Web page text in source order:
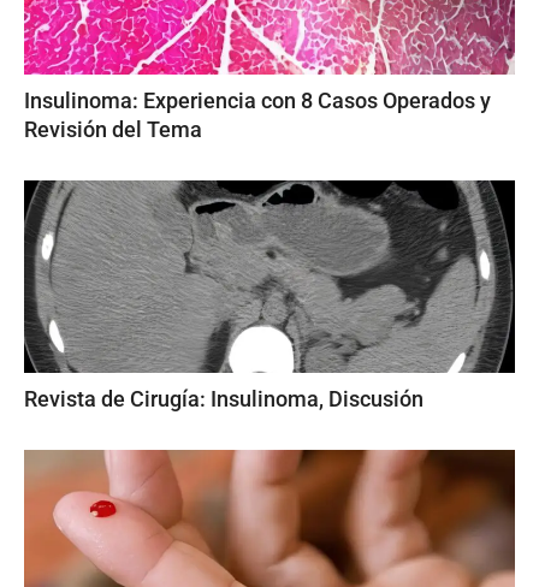
Insulinoma: Experiencia con 8 Casos Operados y
Revisión del Tema
Revista de Cirugía: Insulinoma, Discusión